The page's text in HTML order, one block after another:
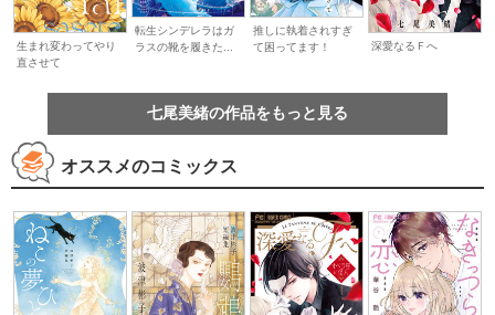
生まれ変わってやり
直させて
転生シンデレラはガ
ラスの靴を履きた...
推しに執着されすぎ
て困ってます！
深愛なるＦへ
七尾美緒の作品をもっと見る
オススメのコミックス